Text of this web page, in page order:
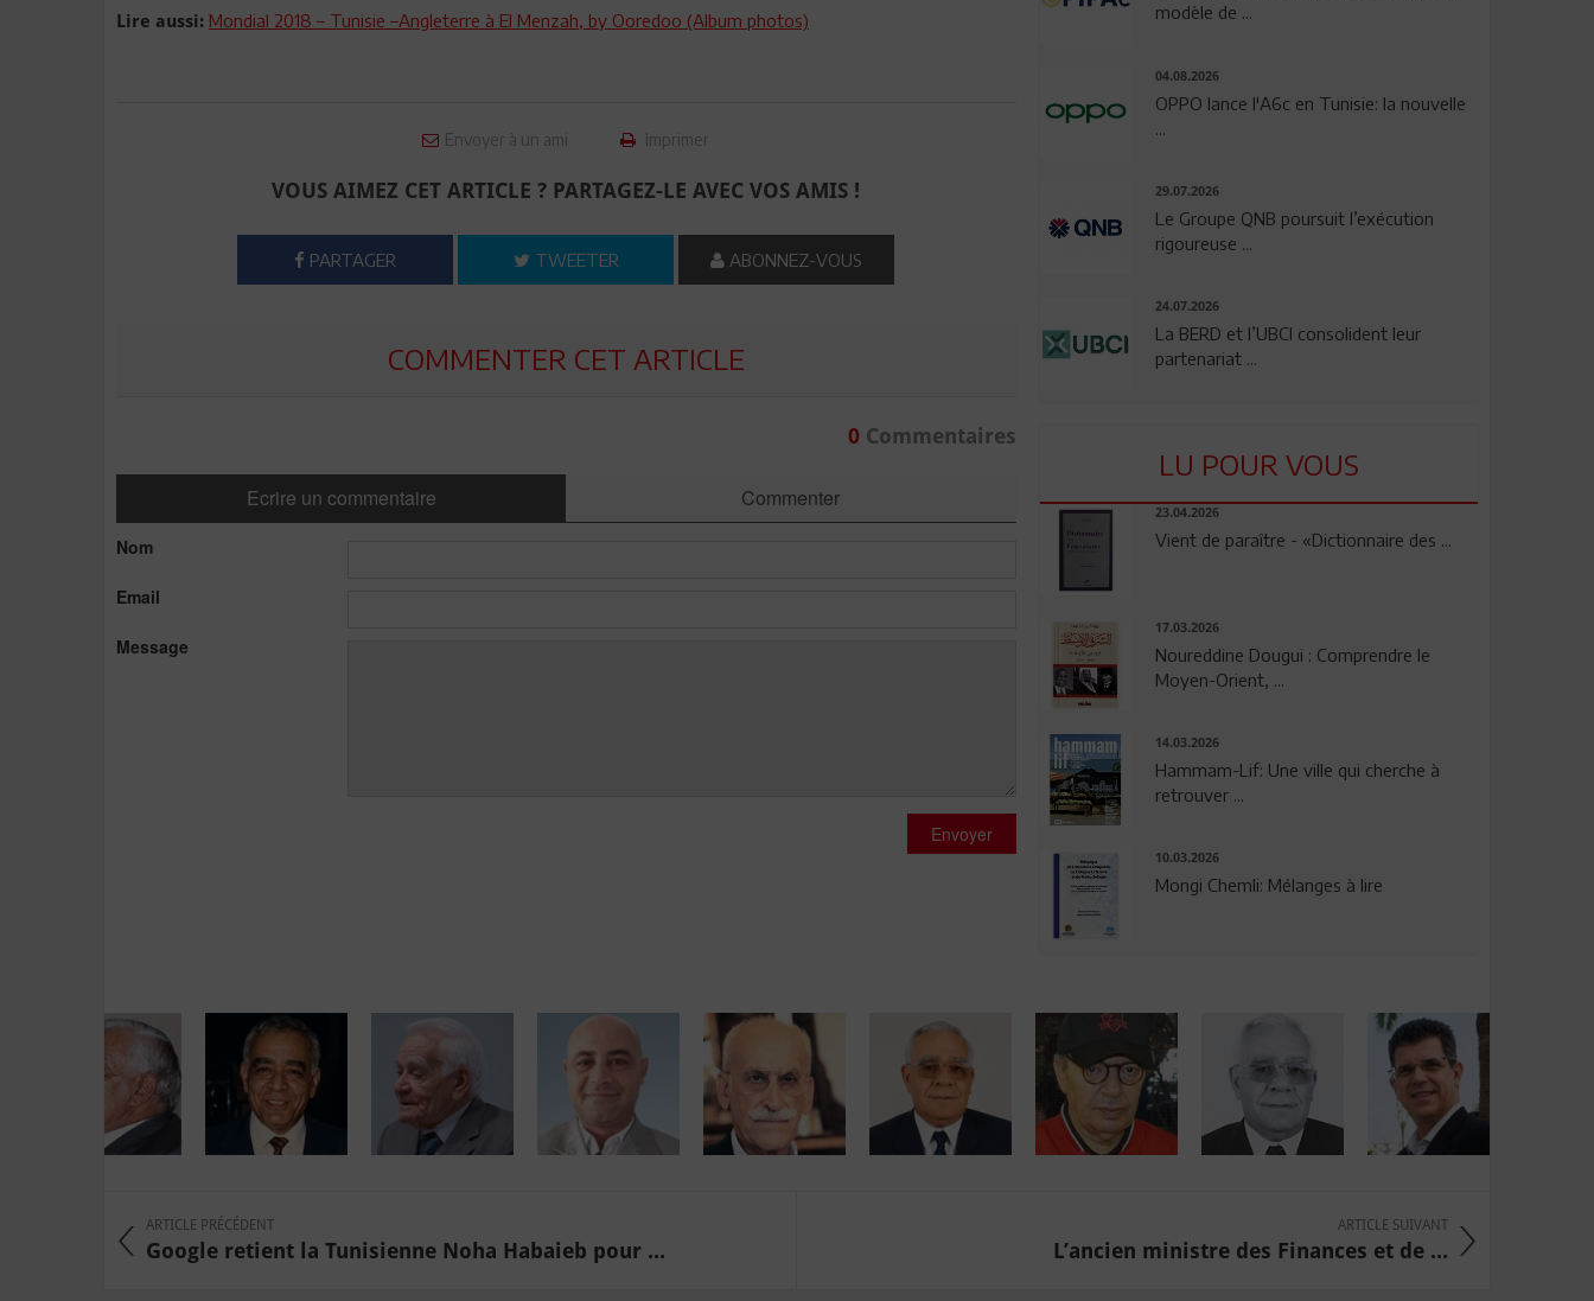
Lire aussi: Mondial 2018 – Tunisie –Angleterre à El Menzah, by Ooredoo (Album photos)
Envoyer à un ami Imprimer
VOUS AIMEZ CET ARTICLE ? PARTAGEZ-LE AVEC VOS AMIS !
PARTAGER TWEETER ABONNEZ-VOUS
COMMENTER CET ARTICLE
0Commentaires
Ecrire un commentaire Commenter
Nom
Email
Message
Envoyer
modèle de ...
04.08.2026
OPPO lance l'A6c en Tunisie: la nouvelle
29.07.2026
Le Groupe QNB poursuit l’exécution
rigoureuse ...
24.07.2026
La BERD et l’UBCI consolident leur
partenariat ...
LU POUR VOUS
23.04.2026
Vient de paraître - «Dictionnaire des ...
17.03.2026
Noureddine Dougui : Comprendre le
Moyen-Orient, ...
14.03.2026
Hammam-Lif: Une ville qui cherche à
retrouver ...
10.03.2026
Mongi Chemli: Mélanges à lire
ARTICLE PRÉCÉDENT
Google retient la Tunisienne Noha Habaieb pour ...
ARTICLE SUIVANT
L’ancien ministre des Finances et de ...